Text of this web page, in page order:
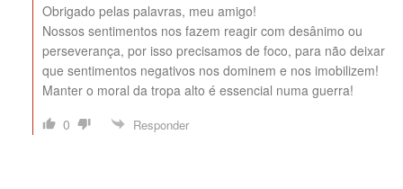
Obrigado pelas palavras, meu amigo!
Nossos sentimentos nos fazem reagir com desânimo ou
perseverança, por isso precisamos de foco, para não deixar
que sentimentos negativos nos dominem e nos imobilizem!
Manter o moral da tropa alto é essencial numa guerra!
0
Responder